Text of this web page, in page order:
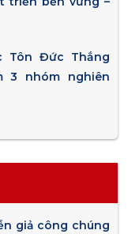
Tôn Đức Thắng
3 nhóm nghiên
giả công chúng